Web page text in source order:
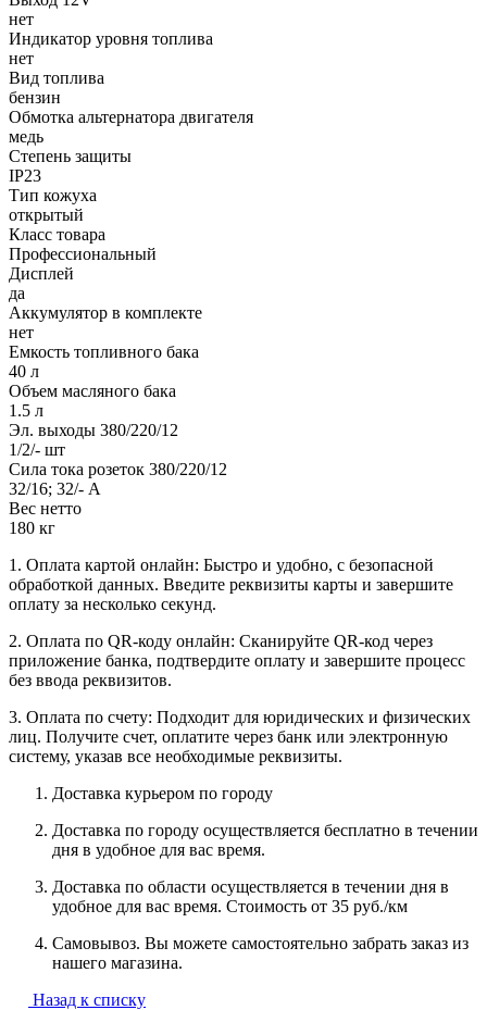
нет
Индикатор уровня топлива
нет
Вид топлива
бензин
Обмотка альтернатора двигателя
медь
Степень защиты
IP23
Тип кожуха
открытый
Класс товара
Профессиональный
Дисплей
да
Аккумулятор в комплекте
нет
Емкость топливного бака
40 л
Объем масляного бака
1.5 л
Эл. выходы 380/220/12
1/2/- шт
Сила тока розеток 380/220/12
32/16; 32/- А
Вес нетто
180 кг
1. Оплата картой онлайн: Быстро и удобно, с безопасной
обработкой данных. Введите реквизиты карты и завершите
оплату за несколько секунд.
2. Оплата по QR-коду онлайн: Сканируйте QR-код через
приложение банка, подтвердите оплату и завершите процесс
без ввода реквизитов.
3. Оплата по счету: Подходит для юридических и физических
лиц. Получите счет, оплатите через банк или электронную
систему, указав все необходимые реквизиты.
Доставка курьером по городу
Доставка по городу осуществляется бесплатно в течении
дня в удобное для вас время.
Доставка по области осуществляется в течении дня в
удобное для вас время. Стоимость от 35 руб./км
Самовывоз. Вы можете самостоятельно забрать заказ из
нашего магазина.
Назад к списку